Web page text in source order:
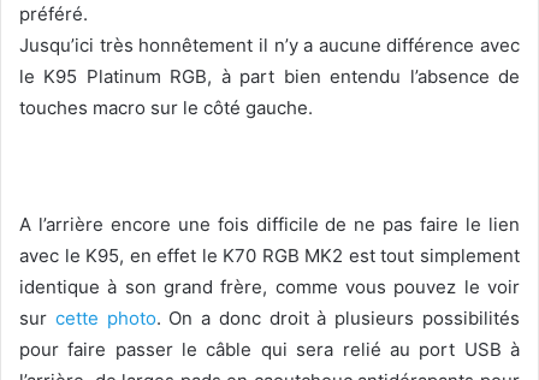
préféré.
Jusqu’ici très honnêtement il n’y a aucune différence avec
le K95 Platinum RGB, à part bien entendu l’absence de
touches macro sur le côté gauche.
A l’arrière encore une fois difficile de ne pas faire le lien
avec le K95, en effet le K70 RGB MK2 est tout simplement
identique à son grand frère, comme vous pouvez le voir
sur cette photo. On a donc droit à plusieurs possibilités
pour faire passer le câble qui sera relié au port USB à